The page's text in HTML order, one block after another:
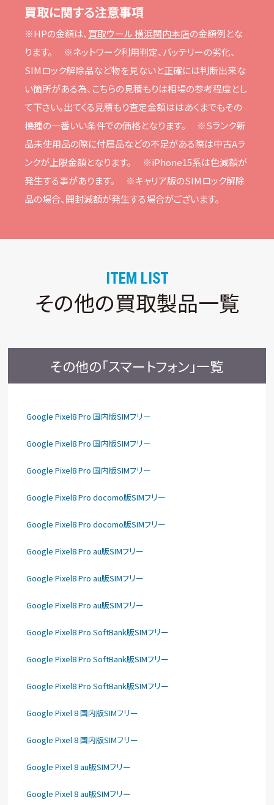
買取に関する注意事項
※HPの⾦額は、 買取ウール 横浜関内本店の⾦額例とな
ります。
※ネットワーク利⽤判定、バッテリーの劣化、
SIMロック解除品など物を⾒ないと正確には判断出来な
い箇所がある為、こちらの⾒積もりは相場の参考程度とし
て下さい。出てくる⾒積もり査定⾦額ははあくまでもその
機種の⼀番いい条件での価格となります。
※Sランク新
品未使⽤品の際に付属品などの不⾜がある際は中古Aラ
ンクが上限⾦額となります。
※iPhone15系は⾊減額が
発⽣する事があります。
※キャリア版のSIMロック解除
品の場合、開封減額が発⽣する場合がございます。
ITEM LIST
その他の買取製品一覧
その他の「スマートフォン」一覧
Google Pixel8 Pro 国内版SIMフリー
Google Pixel8 Pro 国内版SIMフリー
Google Pixel8 Pro 国内版SIMフリー
Google Pixel8 Pro docomo版SIMフリー
Google Pixel8 Pro docomo版SIMフリー
Google Pixel8 Pro au版SIMフリー
Google Pixel8 Pro au版SIMフリー
Google Pixel8 Pro au版SIMフリー
Google Pixel8 Pro SoftBank版SIMフリー
Google Pixel8 Pro SoftBank版SIMフリー
Google Pixel8 Pro SoftBank版SIMフリー
Google Pixel 8 国内版SIMフリー
Google Pixel 8 国内版SIMフリー
Google Pixel 8 au版SIMフリー
Google Pixel 8 au版SIMフリー